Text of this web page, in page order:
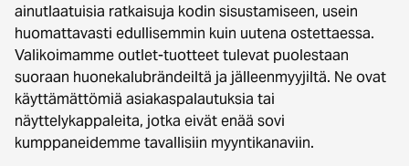
ainutlaatuisia ratkaisuja kodin sisustamiseen, usein
huomattavasti edullisemmin kuin uutena ostettaessa.
Valikoimamme outlet-tuotteet tulevat puolestaan
suoraan huonekalubrändeiltä ja jälleenmyyjiltä. Ne ovat
käyttämättömiä asiakaspalautuksia tai
näyttelykappaleita, jotka eivät enää sovi
kumppaneidemme tavallisiin myyntikanaviin.